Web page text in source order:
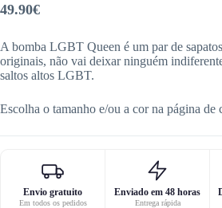
49.90€
A bomba LGBT Queen é um par de
originais, não vai deixar ninguém
saltos altos LGBT.
Escolha o tamanho e/ou a cor na página de
Envio gratuito
Em todos os pedidos
Enviado em 48 horas
Entrega rápida